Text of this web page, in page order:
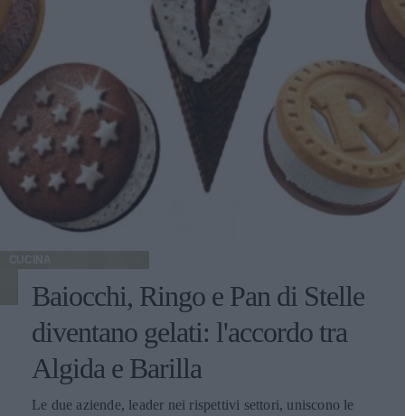
CUCINA
Baiocchi, Ringo e Pan di Stelle
diventano gelati: l'accordo tra
Algida e Barilla
Le due aziende, leader nei rispettivi settori, uniscono le